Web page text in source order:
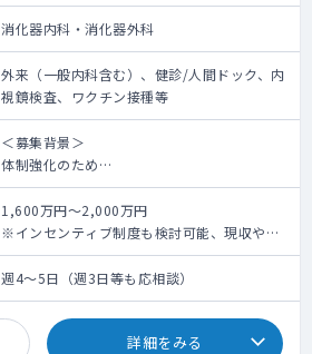
消化器内科・消化器外科
外来（一般内科含む）、健診/人間ドック、内
視鏡検査、ワクチン接種等
＜募集背景＞
体制強化のため
＜概 要＞
【業務内容】外来・内視鏡・健診など希望に
合わせて柔軟にコマ数など調整いたします。
【診療体制】1～2診体制
【外来】1日平均100名程度（多い時は140名
程度にもなります。）※一般内科含む
【内視鏡検査】（上部）午前12件以上、（下
1,600万円～2,000万円
※インセンティブ制度も検討可能、現収や希
望年収に配慮してご提示いたします。
※勤務日数により増減いたします。
週4～5日（週3日等も応相談）
詳細をみる